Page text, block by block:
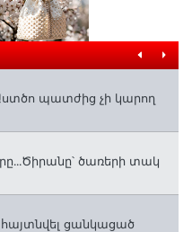
պատժից չի կարող
ծառերի տակ
հայտնվել ցանկացած